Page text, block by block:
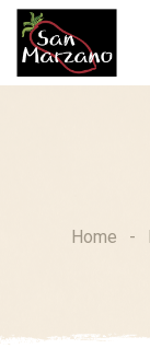
Skip
content
Home -